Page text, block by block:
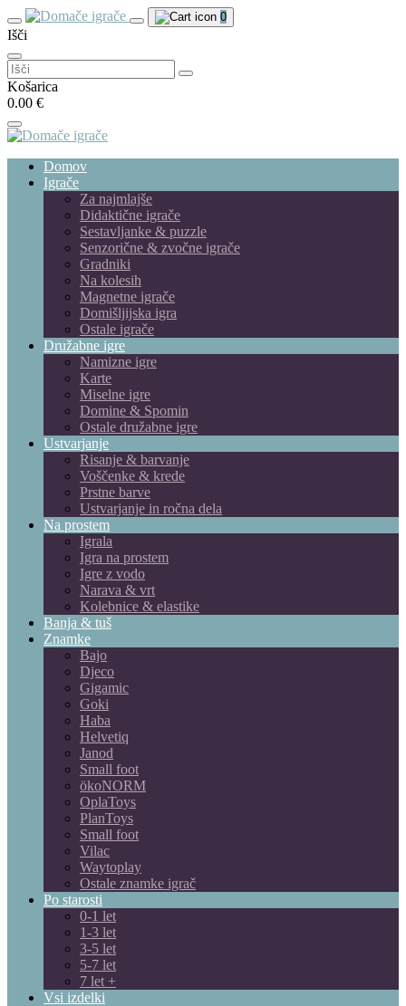
0
Išči
Išči:
Košarica
0.00 €
Domov
Igrače
Za najmlajše
Didaktične igrače
Sestavljanke & puzzle
Senzorične & zvočne igrače
Gradniki
Na kolesih
Magnetne igrače
Domišljijska igra
Ostale igrače
Družabne igre
Namizne igre
Karte
Miselne igre
Domine & Spomin
Ostale družabne igre
Ustvarjanje
Risanje & barvanje
Voščenke & krede
Prstne barve
Ustvarjanje in ročna dela
Na prostem
Igrala
Igra na prostem
Igre z vodo
Narava & vrt
Kolebnice & elastike
Banja & tuš
Znamke
Bajo
Djeco
Gigamic
Goki
Haba
Helvetiq
Janod
Small foot
ökoNORM
OplaToys
PlanToys
Small foot
Vilac
Waytoplay
Ostale znamke igrač
Po starosti
0-1 let
1-3 let
3-5 let
5-7 let
7 let +
Vsi izdelki